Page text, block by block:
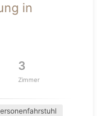
in
3
Zimmer